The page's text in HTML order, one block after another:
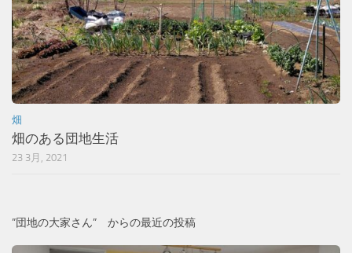
畑
畑のある団地生活
23 3月, 2021
”団地の大家さん” からの最近の投稿